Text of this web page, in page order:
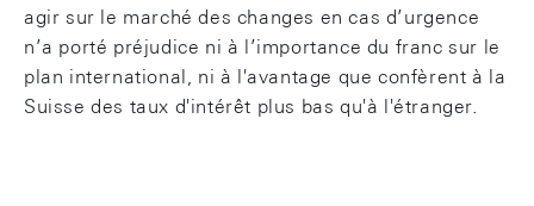
agir sur le marché des changes en cas d’urgence
n’a porté préjudice ni à l’importance du franc sur le
plan international, ni à l'avantage que confèrent à la
Suisse des taux d'intérêt plus bas qu'à l'étranger.